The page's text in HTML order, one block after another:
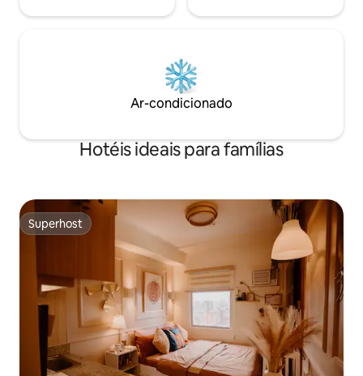
Ar-condicionado
Hotéis ideais para famílias
Superhost
Superhost